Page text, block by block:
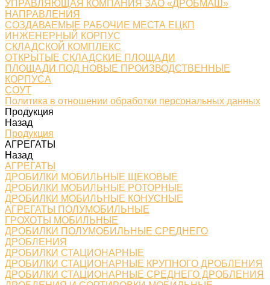
УПРАВЛЯЮЩАЯ КОМПАНИЯ ЗАО «ДРОБМАШ»
НАПРАВЛЕНИЯ
СОЗДАВАЕМЫЕ РАБОЧИЕ МЕСТА ЕЦКП
ИНЖЕНЕРНЫЙ КОРПУС
СКЛАДСКОЙ КОМПЛЕКС
ОТКРЫТЫЕ СКЛАДСКИЕ ПЛОЩАДИ
ПЛОЩАДИ ПОД НОВЫЕ ПРОИЗВОДСТВЕННЫЕ
КОРПУСА
СОУТ
Политика в отношении обработки персональных данных
Продукция
Назад
Продукция
АГРЕГАТЫ
Назад
АГРЕГАТЫ
ДРОБИЛКИ МОБИЛЬНЫЕ ЩЕКОВЫЕ
ДРОБИЛКИ МОБИЛЬНЫЕ РОТОРНЫЕ
ДРОБИЛКИ МОБИЛЬНЫЕ КОНУСНЫЕ
АГРЕГАТЫ ПОЛУМОБИЛЬНЫЕ
ГРОХОТЫ МОБИЛЬНЫЕ
ДРОБИЛКИ ПОЛУМОБИЛЬНЫЕ СРЕДНЕГО
ДРОБЛЕНИЯ
ДРОБИЛКИ СТАЦИОНАРНЫЕ
ДРОБИЛКИ СТАЦИОНАРНЫЕ КРУПНОГО ДРОБЛЕНИЯ
ДРОБИЛКИ СТАЦИОНАРНЫЕ СРЕДНЕГО ДРОБЛЕНИЯ